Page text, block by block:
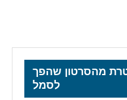
מהסרטון שהפך
לסמל